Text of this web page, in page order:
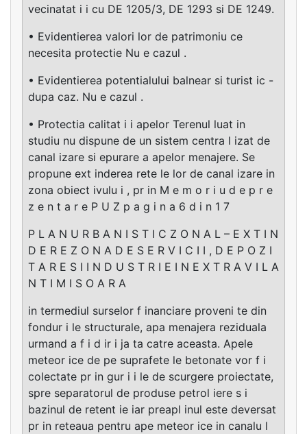
vecinatat i i cu DE 1205/3, DE 1293 si DE 1249.
• Evidentierea valori lor de patrimoniu ce
necesita protectie Nu e cazul .
• Evidentierea potentialului balnear si turist ic -
dupa caz. Nu e cazul .
• Protectia calitat i i apelor Terenul luat in
studiu nu dispune de un sistem centra l izat de
canal izare si epurare a apelor menajere. Se
propune ext inderea rete le lor de canal izare in
zona obiect ivulu i , pr in M e m o r i u d e p r e
z e n t a r e P U Z p a g i n a 6 d i n 1 7
P L A N U R B A N I S T I C Z O N A L – E X T I N
D E R E Z O N A D E S E R V I C I I , D E P O Z I
T A R E S I I N D U S T R I E I N E X T R A V I L A
N T I M I S O A R A
in termediul surselor f inanciare proveni te din
fondur i le structurale, apa menajera reziduala
urmand a f i d ir i ja ta catre aceasta. Apele
meteor ice de pe suprafete le betonate vor f i
colectate pr in gur i i le de scurgere proiectate,
spre separatorul de produse petrol iere s i
bazinul de retent ie iar preapl inul este deversat
pr in reteaua pentru ape meteor ice in canalu l